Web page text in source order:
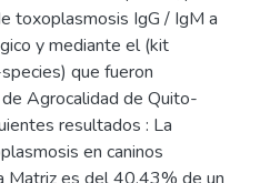
toxoplasmosis IgG / IgM a
y mediante el (kit
que fueron
Agrocalidad de Quito-
resultados : La
en caninos